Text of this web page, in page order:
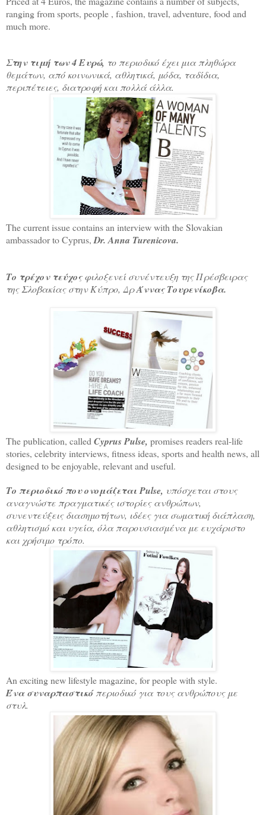
ranging from sports, people , fashion, travel, adventure, food and
much more.
Στην τιμή των 4 Ευρώ, το περιοδικό έχει μια πληθώρα
θεμάτων, από κοινωνικά, αθλητικά, μόδα, ταδίδια,
περιπέτειες, διατροφή και πολλά άλλα.
The current issue contains an interview with the Slovakian
ambassador to Cyprus, Dr. Anna Turenicova.
Το τρέχον τεύχοςφιλοξενεί συνέντευξη της Πρέσβειρας
της Σλοβακίας στην Κύπρο, ΔρΆννας Τουρενίκοβα.
The publication, called Cyprus Pulse, promises readers real-life
stories, celebrity interviews, fitness ideas, sports and health news, all
designed to be enjoyable, relevant and useful.
Το περιοδικό που ονομάζεται Pulse, υπόσχεται στους
αναγνώστε πραγματικές ιστορίες ανθρώπων,
συνεντεύξεις διασημοτήτων, ιδέες για σωματική διάπλαση,
αθλητισμό και υγεία, όλα παρουσιασμένα με ευχάριστο
και χρήσιμο τρόπο.
An exciting new lifestyle magazine, for people with style.
Ένα συναρπαστικό περιοδικό για τους ανθρώπους με
στυλ.